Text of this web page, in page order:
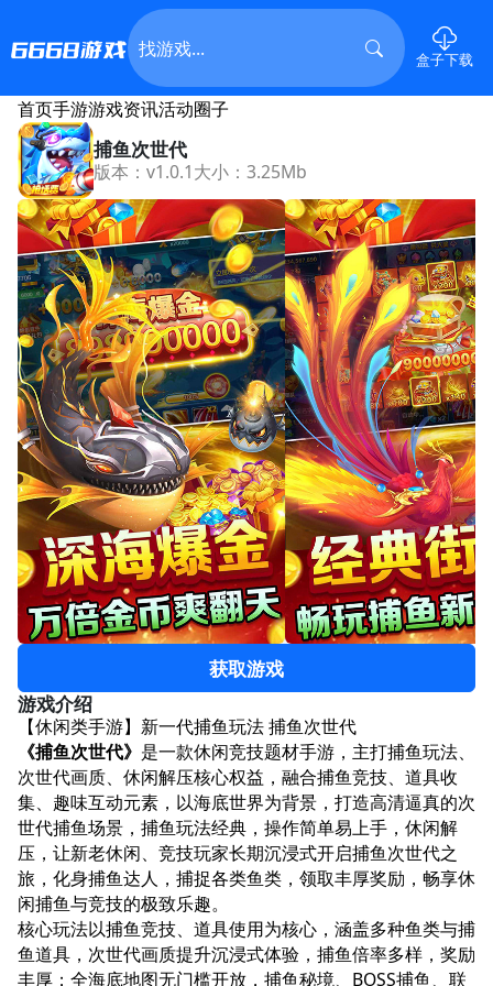
盒子下载
首页手游游戏资讯活动圈子
捕鱼次世代
版本：v1.0.1大小：3.25Mb
获取游戏
游戏介绍
【休闲类手游】新一代捕鱼玩法 捕鱼次世代
《捕鱼次世代》 是一款休闲竞技题材手游，主打捕鱼玩法、
次世代画质、休闲解压核心权益，融合捕鱼竞技、道具收
集、趣味互动元素，以海底世界为背景，打造高清逼真的次
世代捕鱼场景，捕鱼玩法经典，操作简单易上手，休闲解
压，让新老休闲、竞技玩家长期沉浸式开启捕鱼次世代之
旅，化身捕鱼达人，捕捉各类鱼类，领取丰厚奖励，畅享休
闲捕鱼与竞技的极致乐趣。
核心玩法以捕鱼竞技、道具使用为核心，涵盖多种鱼类与捕
鱼道具，次世代画质提升沉浸式体验，捕鱼倍率多样，奖励
丰厚；全海底地图无门槛开放，捕鱼秘境、BOSS捕鱼、联